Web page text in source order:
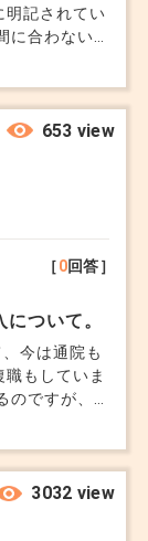
明記されてい
に合わない
すが、 今回
きれば違約
長すぎて無
のですが、
の担当者も
…
［0回答］
653 view
ついて。
今は通院も
もしていま
購入検討す
3032 view